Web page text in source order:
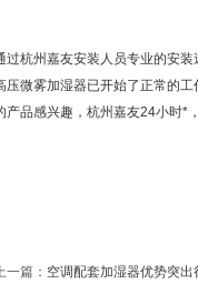
过杭州嘉友安装人员专业的安
压微雾加湿器已开始了正常的
产品感兴趣，杭州嘉友24小时*
一篇： 空调配套加湿器优势突出